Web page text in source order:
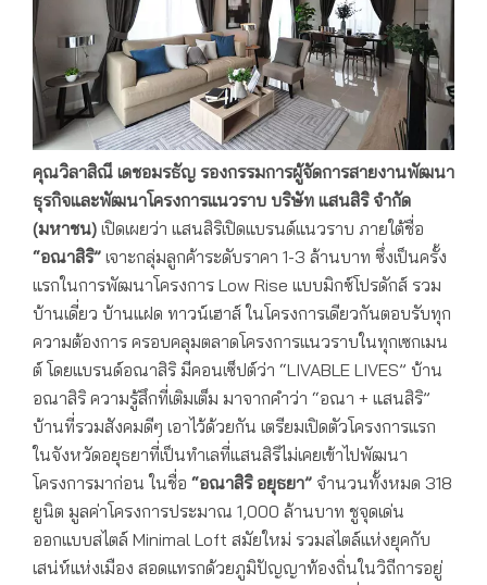
คุณวิลาสิณี เดชอมรธัญ รองกรรมการผู้จัดการสายงานพัฒนา
ธุรกิจและพัฒนาโครงการแนวราบ บริษัท แสนสิริ จำกัด
(มหาชน) เปิดเผยว่า แสนสิริเปิดแบรนด์แนวราบ ภายใต้ชื่อ
“อณาสิริ” เจาะกลุ่มลูกค้าระดับราคา 1-3 ล้านบาท ซึ่งเป็นครั้ง
แรกในการพัฒนาโครงการ Low Rise แบบมิกซ์โปรดักส์ รวม
บ้านเดี่ยว บ้านแฝด ทาวน์เฮาส์ ในโครงการเดียวกันตอบรับทุก
ความต้องการ ครอบคลุมตลาดโครงการแนวราบในทุกเซกเมน
ต์ โดยแบรนด์อณาสิริ มีคอนเซ็ปต์ว่า “LIVABLE LIVES” บ้าน
อณาสิริ ความรู้สึกที่เติมเต็ม มาจากคำว่า “อณา + แสนสิริ”
บ้านที่รวมสังคมดีๆ เอาไว้ด้วยกัน เตรียมเปิดตัวโครงการแรก
ในจังหวัดอยุธยาที่เป็นทำเลที่แสนสิริไม่เคยเข้าไปพัฒนา
โครงการมาก่อน ในชื่อ “อณาสิริ อยุธยา” จำนวนทั้งหมด 318
ยูนิต มูลค่าโครงการประมาณ 1,000 ล้านบาท ชูจุดเด่น
ออกแบบสไตล์ Minimal Loft สมัยใหม่ รวมสไตล์แห่งยุคกับ
เสน่ห์แห่งเมือง สอดแทรกด้วยภูมิปัญญาท้องถิ่นในวิถีการอยู่